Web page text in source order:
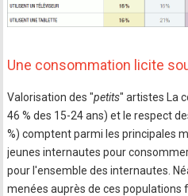
Une consommation licite
Valorisation des "petits" artistes La
46 % des 15-24 ans) et le respect
%) comptent parmi les principales
jeunes internautes pour
pour l'ensemble des internautes.
menées auprès de ces populations